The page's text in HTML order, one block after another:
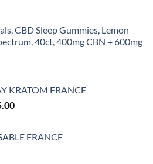
CBD Sleep Gummies, Lemon
40ct, 400mg CBN + 600mg
KRATOM FRANCE
Price
through
FRANCE